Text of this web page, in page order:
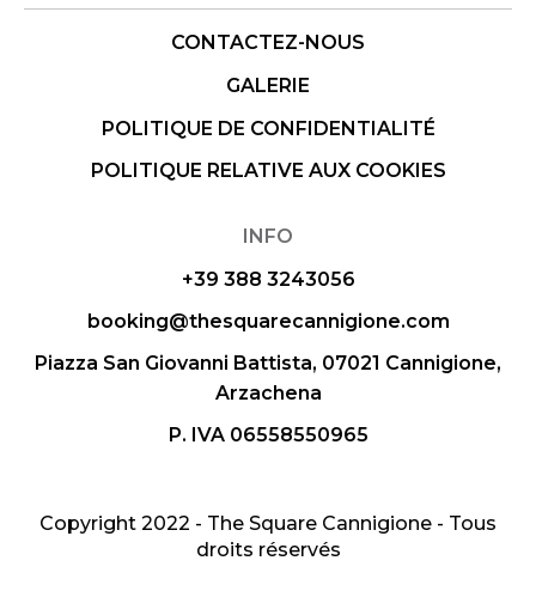
CONTACTEZ-NOUS
GALERIE
POLITIQUE DE CONFIDENTIALITÉ
POLITIQUE RELATIVE AUX COOKIES
INFO
+39 388 3243056
booking@thesquarecannigione.com
Piazza San Giovanni Battista, 07021 Cannigione,
Arzachena
P. IVA 06558550965
Copyright 2022 - The Square Cannigione - Tous
droits réservés